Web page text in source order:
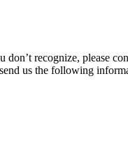
recognize, please
us the following